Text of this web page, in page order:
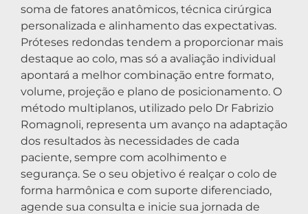
soma de fatores anatômicos, técnica cirúrgica
personalizada e alinhamento das expectativas.
Próteses redondas tendem a proporcionar mais
destaque ao colo, mas só a avaliação individual
apontará a melhor combinação entre formato,
volume, projeção e plano de posicionamento. O
método multiplanos, utilizado pelo Dr Fabrizio
Romagnoli, representa um avanço na adaptação
dos resultados às necessidades de cada
paciente, sempre com acolhimento e
segurança. Se o seu objetivo é realçar o colo de
forma harmônica e com suporte diferenciado,
agende sua consulta e inicie sua jornada de